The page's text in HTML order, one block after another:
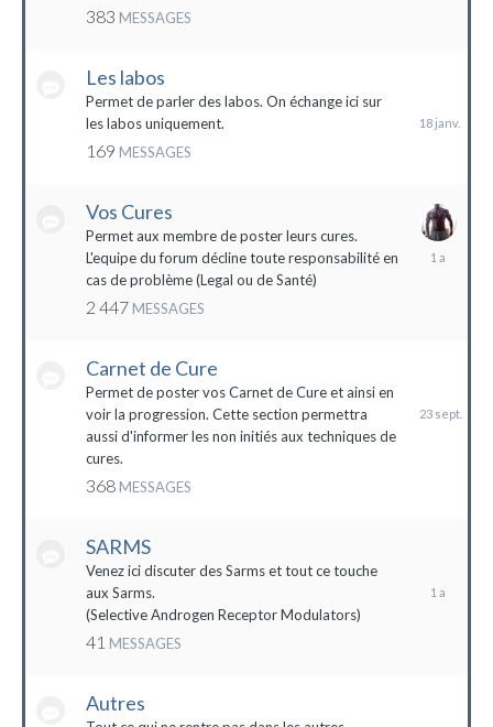
383 MESSAGES
Les labos
Permet de parler des labos. On échange ici sur
les labos uniquement.
169 MESSAGES
Vos Cures
Permet aux membre de poster leurs cures.
L'equipe du forum décline toute responsabilité en
cas de problème (Legal ou de Santé)
2 447 MESSAGES
28
Carnet de Cure
Permet de poster vos Carnet de Cure et ainsi en
voir la progression. Cette section permettra
aussi d'informer les non initiés aux techniques de
cures.
368 MESSAGES
2023
SARMS
Venez ici discuter des Sarms et tout ce touche
aux Sarms.
(Selective Androgen Receptor Modulators)
41 MESSAGES
2022
Autres